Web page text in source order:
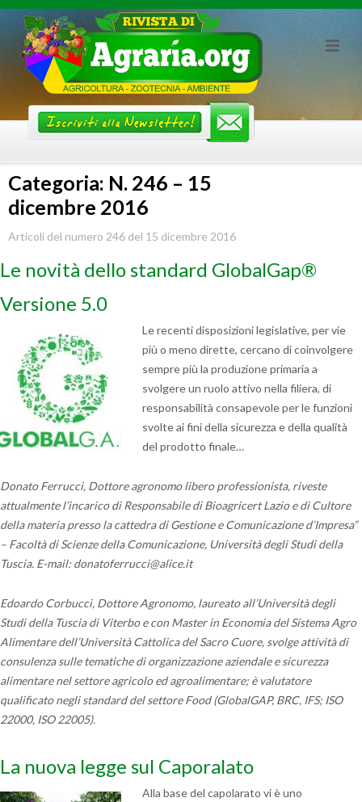
Skip
content
Categoria: N. 246 – 15
dicembre 2016
Articoli del numero 246 del 15 dicembre 2016
Le novità dello standard GlobalGap®
Versione 5.0
Le recenti disposizioni legislative, per vie
più o meno dirette, cercano di coinvolgere
sempre più la produzione primaria a
svolgere un ruolo attivo nella filiera, di
responsabilità consapevole per le funzioni
svolte ai fini della sicurezza e della qualità
del prodotto finale…
Donato Ferrucci, Dottore agronomo libero professionista, riveste
attualmente l’incarico di Responsabile di Bioagricert Lazio e di Cultore
della materia presso la cattedra di Gestione e Comunicazione d’Impresa”
– Facoltà di Scienze della Comunicazione, Università degli Studi della
Tuscia. E-mail: donatoferrucci@alice.it
Edoardo Corbucci, Dottore Agronomo, laureato all’Università degli
Studi della Tuscia di Viterbo e con Master in Economia del Sistema Agro
Alimentare dell’Università Cattolica del Sacro Cuore, svolge attività di
consulenza sulle tematiche di organizzazione aziendale e sicurezza
alimentare nel settore agricolo ed agroalimentare; è valutatore
qualificato negli standard del settore Food (GlobalGAP, BRC, IFS; ISO
22000, ISO 22005).
La nuova legge sul Caporalato
Alla base del capolarato vi è uno